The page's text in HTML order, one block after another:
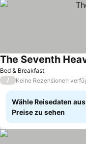
Bed & Breakfast
The Seventh
/ Keine Rezensionen
Wähle Reisedaten
Preise zu sehen